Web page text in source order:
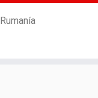
Rumanía